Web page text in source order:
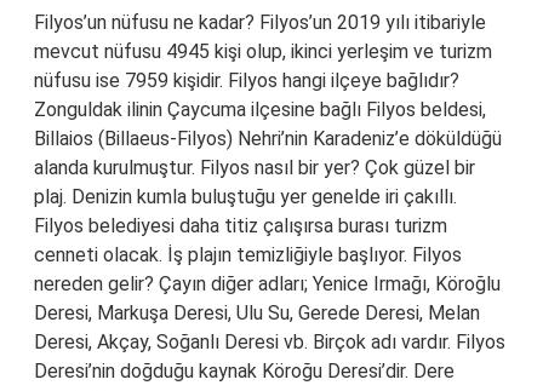
Filyos’un nüfusu ne kadar? Filyos’un 2019 yılı itibariyle
mevcut nüfusu 4945 kişi olup, ikinci yerleşim ve turizm
nüfusu ise 7959 kişidir. Filyos hangi ilçeye bağlıdır?
Zonguldak ilinin Çaycuma ilçesine bağlı Filyos beldesi,
Billaios (Billaeus-Filyos) Nehri’nin Karadeniz’e döküldüğü
alanda kurulmuştur. Filyos nasıl bir yer? Çok güzel bir
plaj. Denizin kumla buluştuğu yer genelde iri çakıllı.
Filyos belediyesi daha titiz çalışırsa burası turizm
cenneti olacak. İş plajın temizliğiyle başlıyor. Filyos
nereden gelir? Çayın diğer adları; Yenice Irmağı, Köroğlu
Deresi, Markuşa Deresi, Ulu Su, Gerede Deresi, Melan
Deresi, Akçay, Soğanlı Deresi vb. Birçok adı vardır. Filyos
Deresi’nin doğduğu kaynak Köroğu Deresi’dir. Dere